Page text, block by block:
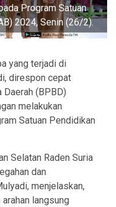
Program Satuan
2024, Senin (26/2).
yang terjadi di
direspon cepat
Daerah (BPBD)
melakukan
Satuan Pendidikan
Selatan Raden Suria
dan
menjelaskan,
langsung